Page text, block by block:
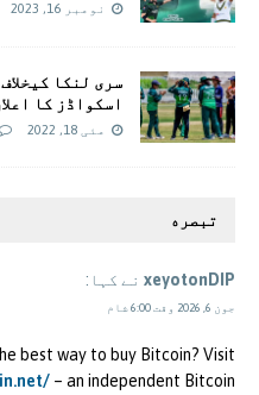
نومبر 16, 2023
سری لنکا
اسکواڈز کا
مئی 18, 2022
تبصره
xeyotonDIP نے کہا:
جون 6, 2026 وقت 6:00 شام
best way to buy Bitcoin? Visit
– an independent Bitcoin